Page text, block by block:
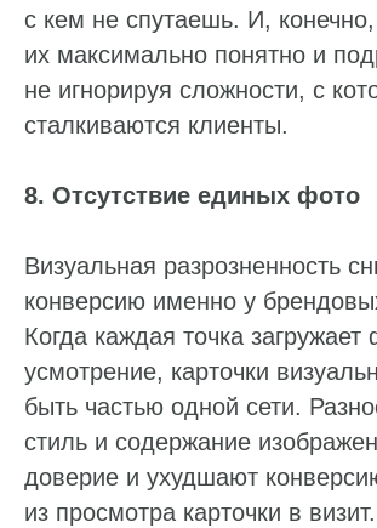
с кем не спутаешь. И,
их максимально понятно и
не игнорируя сложности, с
сталкиваются клиенты.
8. Отсутствие единых фото
Визуальная разрозненность
конверсию именно у
Когда каждая точка
усмотрение, карточки
быть частью одной сети.
стиль и содержание
доверие и ухудшают
из просмотра карточки в визит.